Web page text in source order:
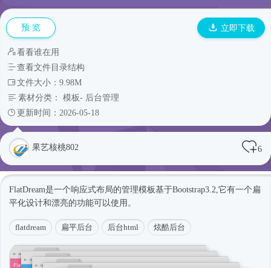
预 览 立即下载
看看谁在用
查看文件目录结构
文件大小：9.98M
素材分类： 模板- 后台管理
更新时间：2026-05-18
果艺核桃802 6
FlatDream是一个响应式布局的管理模板基于Bootstrap3.2,它有一个扁
平化设计和漂亮的功能可以使用。
flatdream 扁平后台 后台html 炫酷后台